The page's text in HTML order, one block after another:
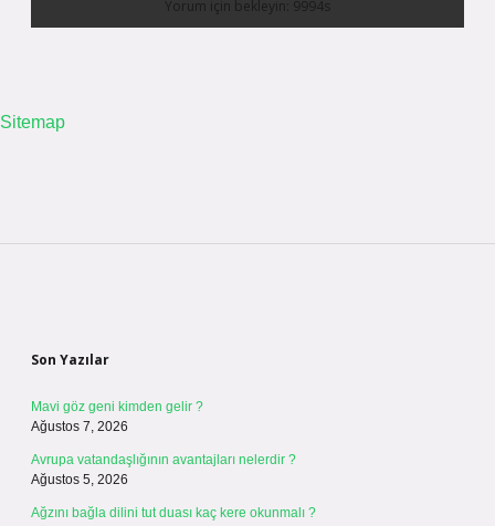
Sitemap
Son Yazılar
Mavi göz geni kimden gelir ?
Ağustos 7, 2026
Avrupa vatandaşlığının avantajları nelerdir ?
Ağustos 5, 2026
Ağzını bağla dilini tut duası kaç kere okunmalı ?